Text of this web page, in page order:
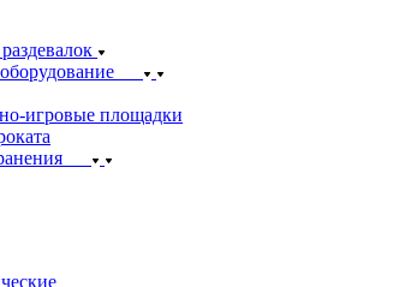
игровые площадки